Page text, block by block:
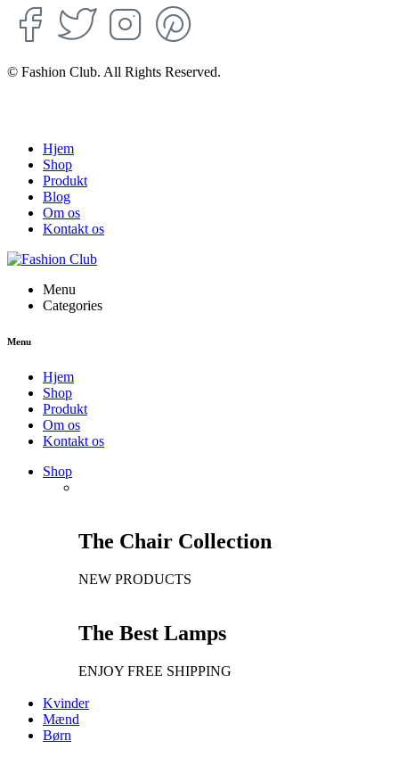
© Fashion Club. All Rights Reserved.
Hjem
Shop
Produkt
Blog
Om os
Kontakt os
Menu
Categories
Menu
Hjem
Shop
Produkt
Om os
Kontakt os
Shop
The Chair Collection
NEW PRODUCTS
The Best Lamps
ENJOY FREE SHIPPING
Kvinder
Mænd
Børn